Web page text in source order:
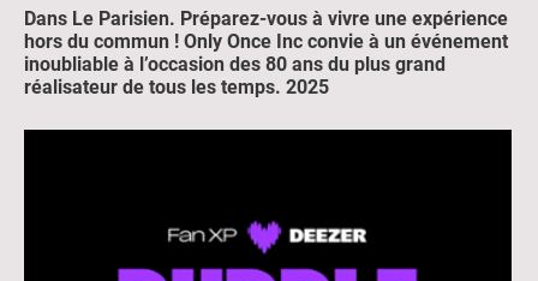
Dans Le Parisien. Préparez-vous à vivre une expérience
hors du commun ! Only Once Inc convie à un événement
inoubliable à l’occasion des 80 ans du plus grand
réalisateur de tous les temps. 2025